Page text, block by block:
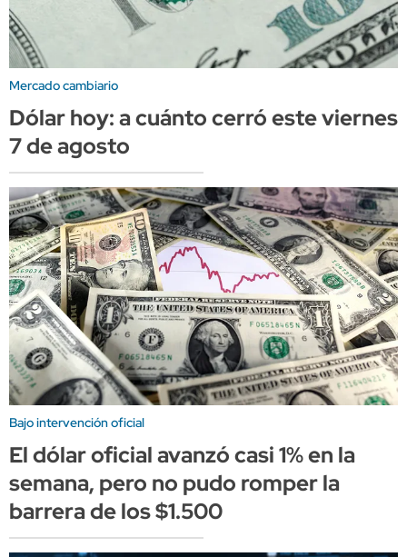
Mercado cambiario
Dólar hoy: a cuánto cerró este viernes
7 de agosto
Bajo intervención oficial
El dólar oficial avanzó casi 1% en la
semana, pero no pudo romper la
barrera de los $1.500